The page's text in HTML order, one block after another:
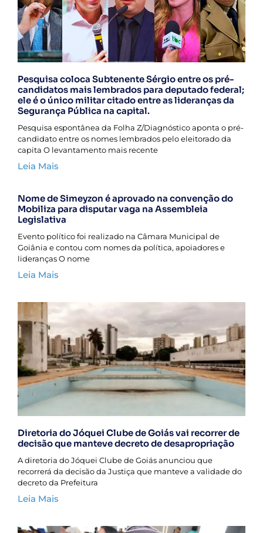
Pesquisa coloca Subtenente Sérgio entre os pré-
candidatos mais lembrados para deputado federal;
ele é o único militar citado entre as lideranças da
Segurança Pública na capital.
Pesquisa espontânea da Folha Z/Diagnóstico aponta o pré-
candidato entre os nomes lembrados pelo eleitorado da
capita O levantamento mais recente
Leia Mais
Nome de Simeyzon é aprovado na convenção do
Mobiliza para disputar vaga na Assembleia
Legislativa
Evento político foi realizado na Câmara Municipal de
Goiânia e contou com nomes da política, apoiadores e
lideranças O nome
Leia Mais
Diretoria do Jóquei Clube de Goiás vai recorrer de
decisão que manteve decreto de desapropriação
A diretoria do Jóquei Clube de Goiás anunciou que
recorrerá da decisão da Justiça que manteve a validade do
decreto da Prefeitura
Leia Mais